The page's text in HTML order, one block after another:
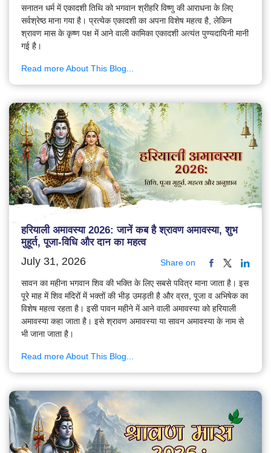
सनातन धर्म में एकादशी तिथि को भगवान श्रीहरि विष्णु की आराधना के लिए
सर्वश्रेष्ठ माना गया है। प्रत्येक एकादशी का अपना विशेष महत्व है, लेकिन
श्रावण मास के कृष्ण पक्ष में आने वाली कामिका एकादशी अत्यंत पुण्यदायिनी मानी
गई है।
Read more About This Blog...
हरियाली अमावस्या 2026: जानें कब है श्रावण अमावस्या, शुभ
मुहूर्त, पूजा-विधि और दान का महत्व
July 31, 2026 Share on
सावन का महीना भगवान शिव की भक्ति के लिए सबसे पवित्र माना जाता है। इस
पूरे माह में शिव मंदिरों में भक्तों की भीड़ उमड़ती है और व्रत, पूजा व अभिषेक का
विशेष महत्व रहता है। इसी पावन महीने में आने वाली अमावस्या को हरियाली
अमावस्या कहा जाता है। इसे श्रावण अमावस्या या सावन अमावस्या के नाम से
भी जाना जाता है।
Read more About This Blog...